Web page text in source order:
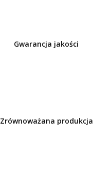
Gwarancja jakości
Zrównoważana produkcja